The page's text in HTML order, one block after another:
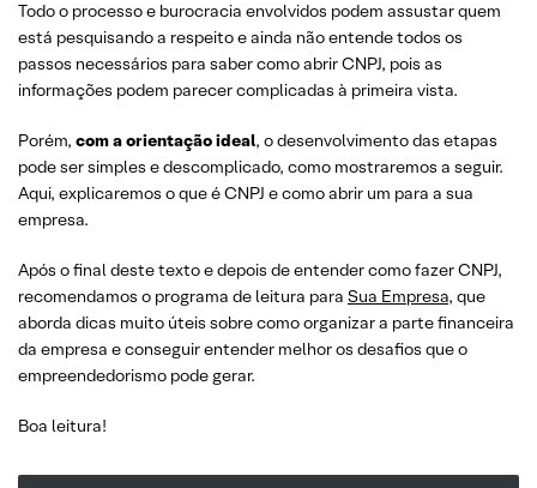
Todo o processo e burocracia envolvidos podem assustar quem
está pesquisando a respeito e ainda não entende todos os
passos necessários para saber como abrir CNPJ, pois as
informações podem parecer complicadas à primeira vista.
Porém, com a orientação ideal, o desenvolvimento das etapas
pode ser simples e descomplicado, como mostraremos a seguir.
Aqui, explicaremos o que é CNPJ e como abrir um para a sua
empresa.
Após o final deste texto e depois de entender como fazer CNPJ,
recomendamos o programa de leitura para Sua Empresa, que
aborda dicas muito úteis sobre como organizar a parte financeira
da empresa e conseguir entender melhor os desafios que o
empreendedorismo pode gerar.
Boa leitura!